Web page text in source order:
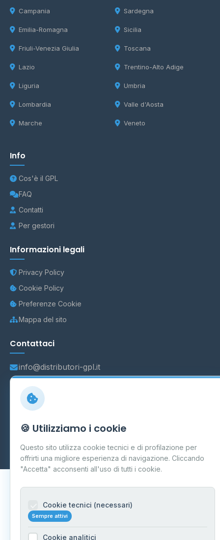
Campania
Emilia-Romagna
Friuli-Venezia Giulia
Lazio
Liguria
Lombardia
Marche
Sardegna
Sicilia
Toscana
Trentino-Alto Adige
Umbria
Valle d'Aosta
Veneto
Info
Cos'è il GPL
FAQ
Contatti
Per gestori
Informazioni legali
Privacy Policy
Cookie Policy
Preferenze Cookie
Mappa del sito
Contattaci
info@distributori-gpl.it
Carpi P.IVA 03859300364
Dati forniti daMinistero delle Imprese e del Made in Italy
Aggiornamento quotidiano
🍪 Utilizziamo i cookie
Questo sito utilizza cookie tecnici e di profilazione per
offrirti una migliore esperienza di navigazione. Cliccando
"Accetta" acconsenti all'uso di tutti i cookie.
Cookie tecnici (necessari)
Sempre attivi
Cookie analitici